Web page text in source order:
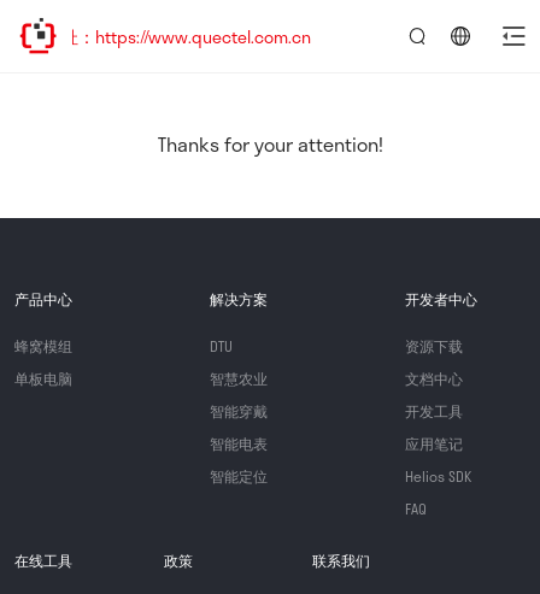
访问新址：https://www.quectel.com.cn
Thanks for your attention!
产品中心
蜂窝模组
单板电脑
解决方案
DTU
智慧农业
智能穿戴
智能电表
智能定位
开发者中心
资源下载
文档中心
开发工具
应用笔记
Helios SDK
FAQ
在线工具 政策 联系我们